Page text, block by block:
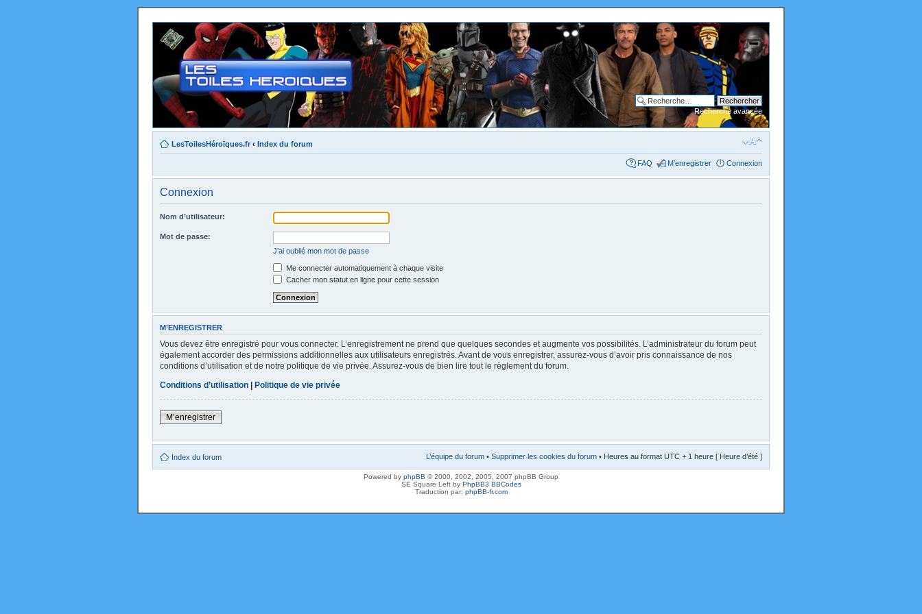
Recherche avancée
LesToilesHéroïques.fr ‹ Index du forum
FAQ M’enregistrer Connexion
Connexion
Nom d’utilisateur:
Mot de passe:
J’ai oublié mon mot de passe
Me connecter automatiquement à chaque visite
Cacher mon statut en ligne pour cette session
M’ENREGISTRER
Vous devez être enregistré pour vous connecter. L’enregistrement ne prend que quelques secondes et augmente vos possibilités. L’administrateur du forum peut
également accorder des permissions additionnelles aux utilisateurs enregistrés. Avant de vous enregistrer, assurez-vous d’avoir pris connaissance de nos
conditions d’utilisation et de notre politique de vie privée. Assurez-vous de bien lire tout le règlement du forum.
Conditions d’utilisation | Politique de vie privée
M’enregistrer
Index du forum L’équipe du forum • Supprimer les cookies du forum • Heures au format UTC + 1 heure [ Heure d’été ]
Powered by phpBB © 2000, 2002, 2005, 2007 phpBB Group
SE Square Left by PhpBB3 BBCodes
Traduction par: phpBB-fr.com